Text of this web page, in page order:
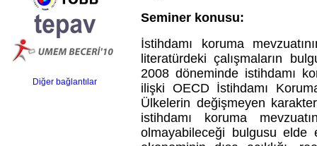
Diğer bağlantılar
Seminer konusu:
İstihdamı koruma
literatürdeki çalışmaların
2008 döneminde istihdamı
ilişki OECD İstihdamı
Ülkelerin değişmeyen
istihdamı koruma
olmayabileceği bulgusu elde